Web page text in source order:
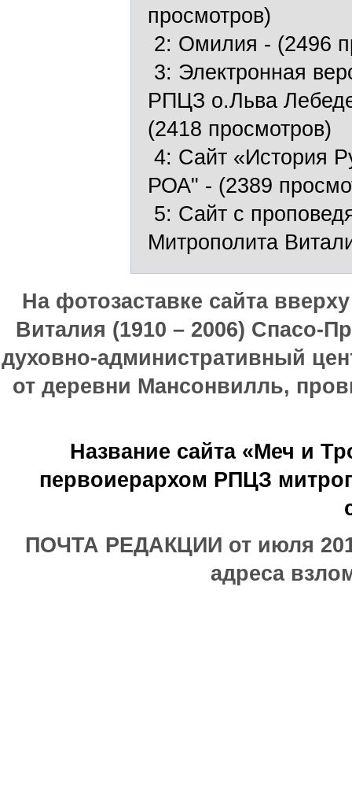
просмотров)
2: Омилия - (2496
3: Электронная
РПЦЗ о.Льва
(2418 просмотров)
4: Сайт «История
РОА" - (2389
5: Сайт с
Митрополита
На фотозаставке сайта
Виталия (1910 – 2006) Спасо-
духовно-административный
от деревни Мансонвилль,
Название сайта «Меч и
первоиерархом РПЦЗ
ПОЧТА РЕДАКЦИИ от июля
адреса